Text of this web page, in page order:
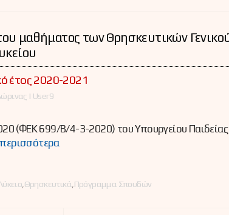
μαθήματος των Θρησκευτικών
έτος 2020-2021
| User9
(ΦΕΚ 699/Β/4-3-2020) του Υπουργείου Παιδείας
Θρησκευτικά Πρόγραμμα Σπουδών